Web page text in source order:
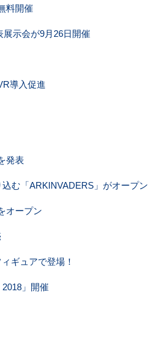
料開催
示会が9月26日開催
導入促進
発表
む「ARKINVADERS」がオープン
オープン
ギュアで登場！
」開催